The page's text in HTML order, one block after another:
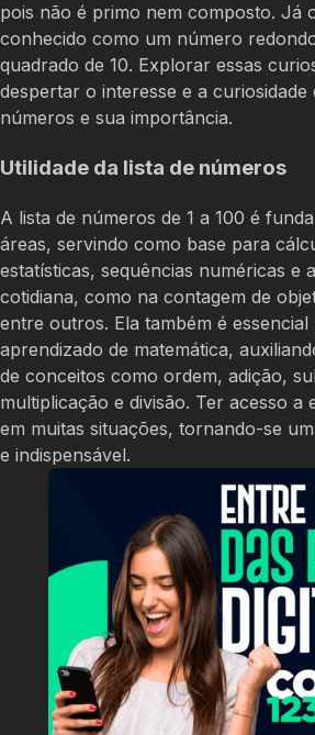
pois não é primo nem composto. Já
conhecido como um número
quadrado de 10. Explorar essas
despertar o interesse e a curiosidade
números e sua importância.
Utilidade da lista de números
A lista de números de 1 a 100 é
áreas, servindo como base para
estatísticas, sequências numéricas e
cotidiana, como na contagem de
entre outros. Ela também é
aprendizado de matemática,
de conceitos como ordem, adição,
multiplicação e divisão. Ter acesso a
em muitas situações, tornando-se
e indispensável.